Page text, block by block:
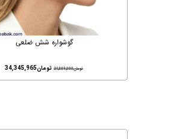
گوشواره شش ضلعی
تومان34,869,000 تومان34,345,965